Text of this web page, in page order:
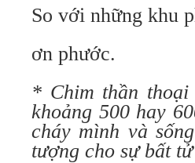
So với những khu
ơn phước.
* Chim thần thoại
khoảng 500 hay
cháy mình và
tượng cho sự bất